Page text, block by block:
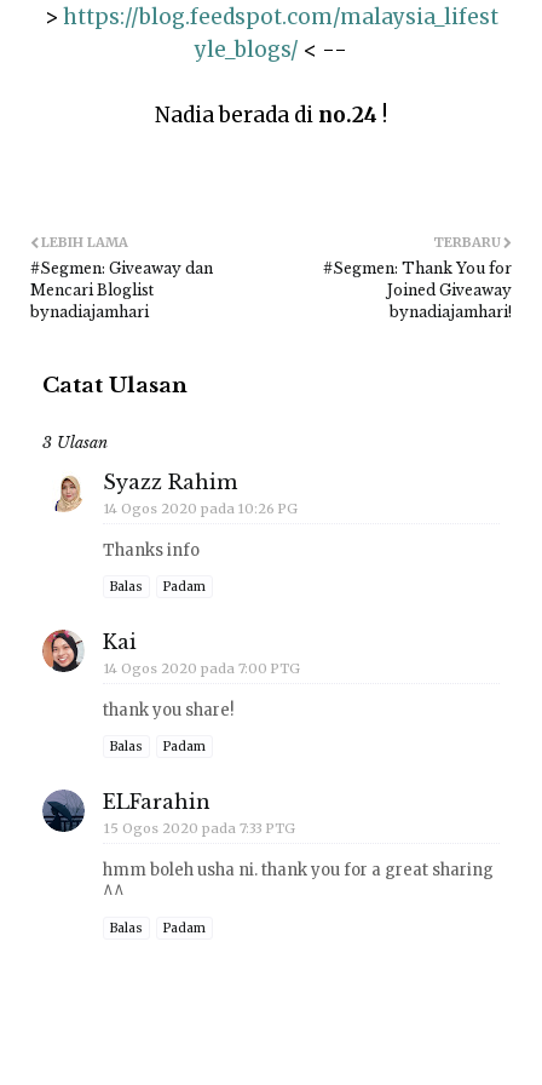
> https://blog.feedspot.com/malaysia_lifest
yle_blogs/ < --
Nadia berada di no.24 !
TERBARU
#Segmen: Thank You for
Joined Giveaway
bynadiajamhari!
LEBIH LAMA
#Segmen: Giveaway dan
Mencari Bloglist
bynadiajamhari
Catat Ulasan
3 Ulasan
Syazz Rahim
14 Ogos 2020 pada 10:26 PG
Thanks info
Balas Padam
Kai
14 Ogos 2020 pada 7:00 PTG
thank you share!
Balas Padam
ELFarahin
15 Ogos 2020 pada 7:33 PTG
hmm boleh usha ni. thank you for a great sharing
^^
Balas Padam